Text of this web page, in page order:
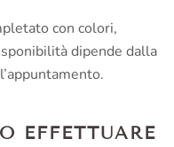
con colori,
dipende dalla
EFFETTUARE